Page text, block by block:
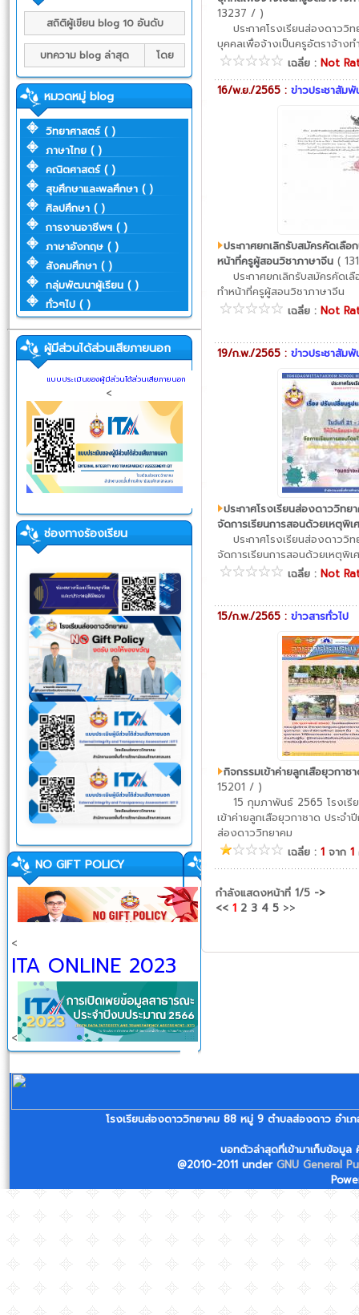
สถิติผู้เขียน blog 10 อันดับ
บทความ blog ล่าสุด โดย
หมวดหมู่ blog
วิทยาศาสตร์ ( )
ภาษาไทย ( )
คณิตศาสตร์ ( )
สุขศึกษาและพลศึกษา ( )
ศิลปศึกษา ( )
การงานอาชีพฯ ( )
ภาษาอังกฤษ ( )
สังคมศึกษา ( )
กลุ่มพัฒนาผู้เรียน ( )
ทั่วๆไป ( )
ผู้มีส่วนได้ส่วนเสียภายนอก
แบบประเมินของผู้มีส่วนได้ส่วนเสียภายนอก
<
ช่องทางร้องเรียน
NO GIFT POLICY
<
ITA ONLINE 2023
<
13237 / )
ประกาศโรงเรียนส่องดาววิ
บุคคลเพื่อจ้างเป็นครูอัตราจ้าง
เฉลี่ย : Not
16/พ.ย./2565 : ข่าวประชาสัม
ประกาศยกเลิกรับสมัครคัดเลื
หน้าที่ครูผู้สอนวิชาภาษาจีน (
ประกาศยกเลิกรับสมัครคัดเลื
ทำหน้าที่ครูผู้สอนวิชาภาษาจีน
เฉลี่ย : Not
19/ก.พ./2565 : ข่าวประชาสัม
ประกาศโรงเรียนส่องดาววิทย
จัดการเรียนการสอนด้วยเหตุพิ
ประกาศโรงเรียนส่องดาววิท
จัดการเรียนการสอนด้วยเหตุพิ
เฉลี่ย : Not
15/ก.พ./2565 : ข่าวสารทั่วไป
กิจกรรมเข้าค่ายลูกเสือยุวกา
15201 / )
15 กุมภาพันธ์ 2565 โรงเรี
เข้าค่ายลูกเสือยุวกาชาด ประจ
ส่องดาววิทยาคม
เฉลี่ย : 1 จาก 1
กำลังแสดงหน้าที่ 1/5 ->
<< 1 2 3 4 5 >>
โรงเรียนส่องดาววิทยาคม 88 หมู่ 9 ตำบลส่องดาว อำ
บอทตัวล่าสุดที่เข้ามาเก็บข้อมูล
@2010-2011 under GNU General